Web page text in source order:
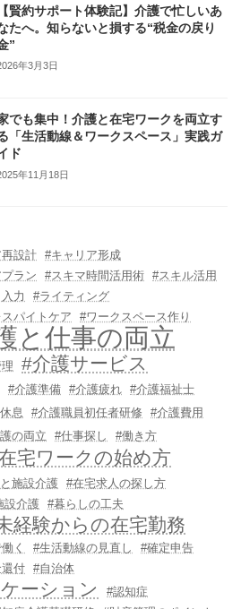
【賢約サポート体験記】介護で忙しいあ
たへ。知らないと損する“税金の戻り
”
年3月3日
でも集中！介護と在宅ワークを両立す
「生活動線＆ワークスペース」実践ガ
ド
年11月18日
設計 #キャリア形成
ラン #スキマ時間活用術 #スキル活用
力
#ライティング
パイトケア
#ワークスペース作り
と仕事の両立
#介護サービス
#介護準備 #介護疲れ #介護福祉士
息 #介護職員初任者研修 #介護費用
の両立 #仕事探し #働き方
宅ワークの始め方
施設介護 #在宅求人の探し方
設介護
#暮らしの工夫
経験からの在宅勤務
く #生活動線の見直し
#確定申告
付 #自治体
ーション
#認知症